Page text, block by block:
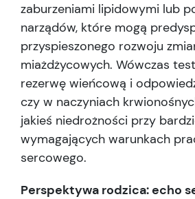
zaburzeniami lipidowymi lub
narządów, które mogą
przyspieszonego rozwoju
miażdżycowych. Wówczas
rezerwę wieńcową i
czy w naczyniach
jakieś niedrożności przy
wymagających warunkach
sercowego.
Perspektywa rodzica: echo